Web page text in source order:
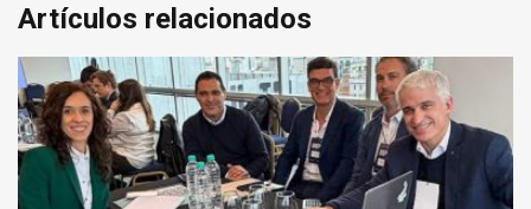
Artículos relacionados